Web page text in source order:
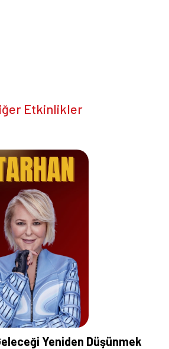
Etkinlikler
Yeniden Düşünmek